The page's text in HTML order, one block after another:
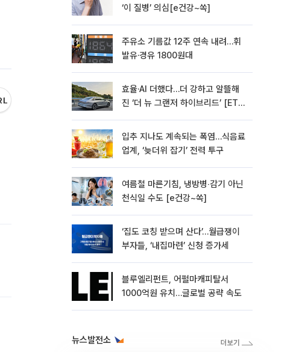
‘이 질병’ 의심[e건강~쏙]
주유소 기름값 12주 연속 내려…휘
발유·경유 1800원대
효율·AI 더했다…더 강하고 알뜰해
진 ‘더 뉴 그랜저 하이브리드’ [ET의
입추 지나도 계속되는 폭염…식음료
업계, ‘늦더위 잡기’ 전력 투구
여름철 마른기침, 냉방병‧감기 아닌
천식일 수도 [e건강~쏙]
‘집도 코칭 받으며 산다’…월급쟁이
부자들, ‘내집마련’ 신청 증가세
블루엘리펀트, 어펄마캐피탈서
1000억원 유치…글로벌 공략 속도
뉴스발전소